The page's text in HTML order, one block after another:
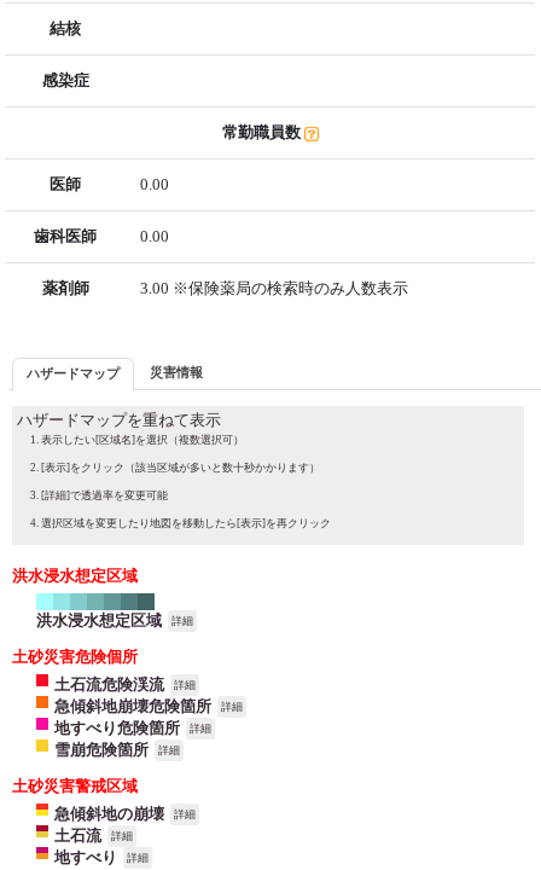
結核
感染症
常勤職員数
医師 0.00
歯科医師 0.00
薬剤師 3.00 ※保険薬局の検索時のみ人数表示
ハザードマップ 災害情報
ハザードマップを重ねて表示
表示したい[区域名]を選択（複数選択可）
[表示]をクリック（該当区域が多いと数十秒かかります）
[詳細]で透過率を変更可能
選択区域を変更したり地図を移動したら[表示]を再クリック
洪水浸水想定区域
洪水浸水想定区域 詳細
土砂災害危険個所
土石流危険渓流
詳細
急傾斜地崩壊危険箇所 詳細
地すべり危険箇所 詳細
雪崩危険箇所 詳細
土砂災害警戒区域
急傾斜地の崩壊
詳細
土石流 詳細
地すべり 詳細